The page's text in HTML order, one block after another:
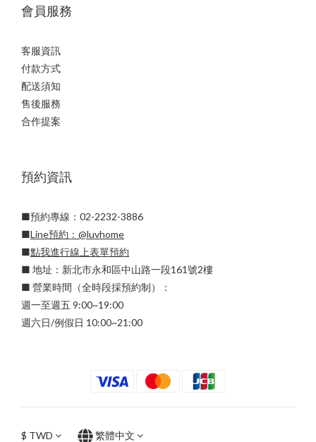
會員服務
客服資訊
付款方式
配送須知
售後服務
合作提案
預約資訊
■預約專線：02-2232-3886
■Line預約： @luvhome
■點我進行線上表單預約
■ 地址：新北市永和區中山路一段161號2樓
■ 營業時間（全時段採預約制）：
週一至週五 9:00~19:00
週六日/例假日 10:00~21:00
$ TWD 繁體中文